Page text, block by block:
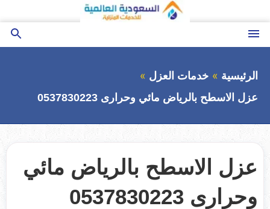
إلى
المحتوى
القائمة
بحث
الرئيسية
خدمات العزل
عزل الاسطح بالرياض مائي وحرارى 0537830223
عزل الاسطح بالرياض مائي
وحرارى 0537830223